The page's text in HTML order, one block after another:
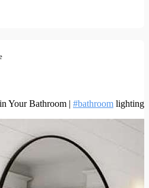
Your Bathroom | #bathroom lighting